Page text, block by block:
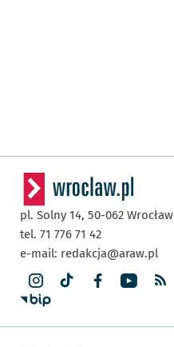
pl. Solny 14, 50-062 Wrocław
tel. 71 776 71 42
e-mail: redakcja@araw.pl